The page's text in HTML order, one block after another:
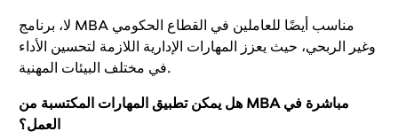
لا، برنامج MBA مناسب أيضًا للعاملين في القطاع الحكومي
وغير الربحي، حيث يعزز المهارات الإدارية اللازمة لتحسين الأداء
في مختلف البيئات المهنية.
هل يمكن تطبيق المهارات المكتسبة من MBA مباشرة في
العمل؟